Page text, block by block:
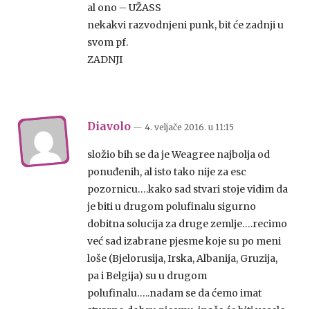
al ono – UŽASS
nekakvi razvodnjeni punk, bit će zadnji u
svom pf.
ZADNJI
Diavolo — 4. veljače 2016. u 11:15
složio bih se da je Weagree najbolja od
ponuđenih, al isto tako nije za esc
pozornicu….kako sad stvari stoje vidim da
je biti u drugom polufinalu sigurno
dobitna solucija za druge zemlje….recimo
već sad izabrane pjesme koje su po meni
loše (Bjelorusija, Irska, Albanija, Gruzija,
pa i Belgija) su u drugom
polufinalu…..nadam se da ćemo imat